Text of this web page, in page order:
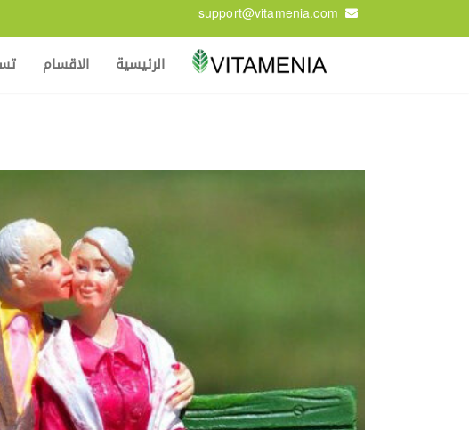
support@vitamenia.com
الرئيسية الاقسام